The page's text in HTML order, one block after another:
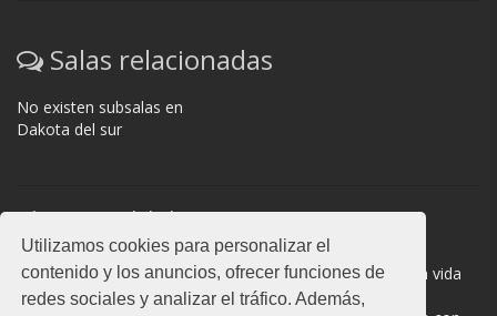
Utilizamos cookies para personalizar el
contenido y los anuncios, ofrecer funciones de
redes sociales y analizar el tráfico. Además,
Salas relacionadas
No existen subsalas en
Dakota del sur
Normas del chat
#Dakota del sur es una sala donde participan cientos de
personas. Mantén la educación y compórtate como en la vida
real. La privacidad de los usuarios es muy importante, no